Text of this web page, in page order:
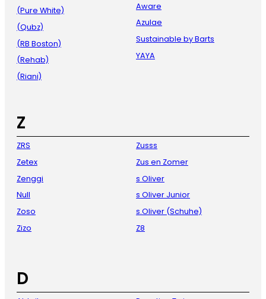
(Pure White)
(Qubz)
(RB Boston)
(Rehab)
(Riani)
Aware
Azulae
Sustainable by Barts
YAYA
Z
ZRS
Zetex
Zenggi
Null
Zoso
Zizo
Zusss
Zus en Zomer
s Oliver
s Oliver Junior
s.Oliver (Schuhe)
Z8
D